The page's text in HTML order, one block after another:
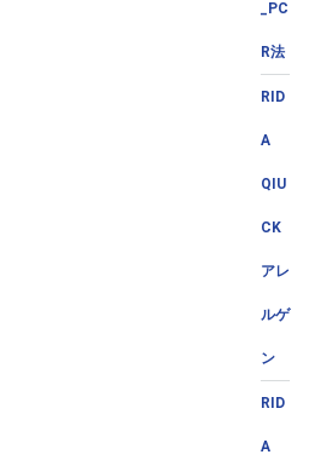
_PC
R法
RID
A
QIU
CK
アレ
ルゲ
ン
RID
A